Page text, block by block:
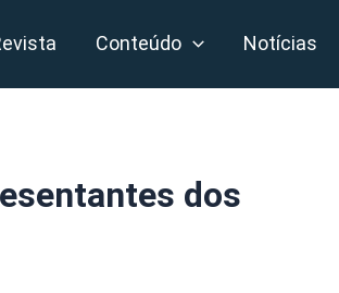
Conteúdo Notícias
dos